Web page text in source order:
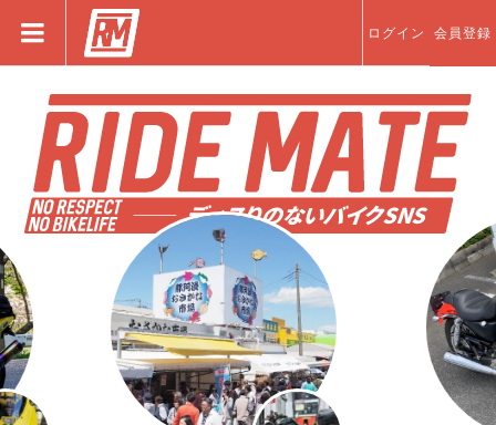
ログイン 会員登録